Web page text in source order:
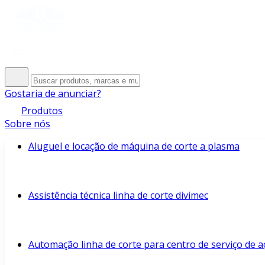
Gostaria de anunciar?
Produtos
Sobre nós
Aluguel e locação de máquina de corte a plasma
Assistência técnica linha de corte divimec
Automação linha de corte para centro de serviço de